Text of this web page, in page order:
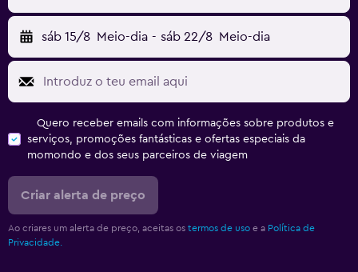
sáb 15/8 Meio-dia - sáb 22/8 Meio-dia
Quero receber emails com informações sobre produtos e
serviços, promoções fantásticas e ofertas especiais da
momondo e dos seus parceiros de viagem
Criar alerta de preço
Ao criares um alerta de preço, aceitas os termos de uso e a Política de
Privacidade.